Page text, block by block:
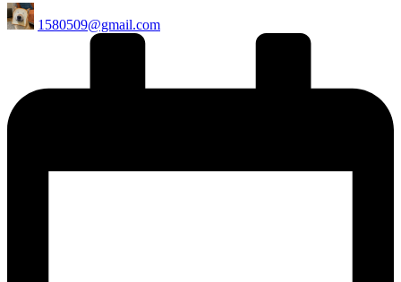
Posted
by
1580509@gmail.com